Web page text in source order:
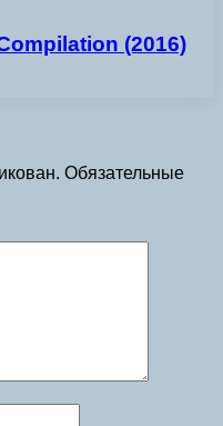
(2016)
Обязательные